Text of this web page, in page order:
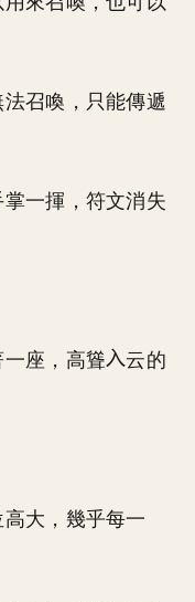
召喚，只能傳遞
一揮，符文消失
座，高聳
云的
大，幾乎每一